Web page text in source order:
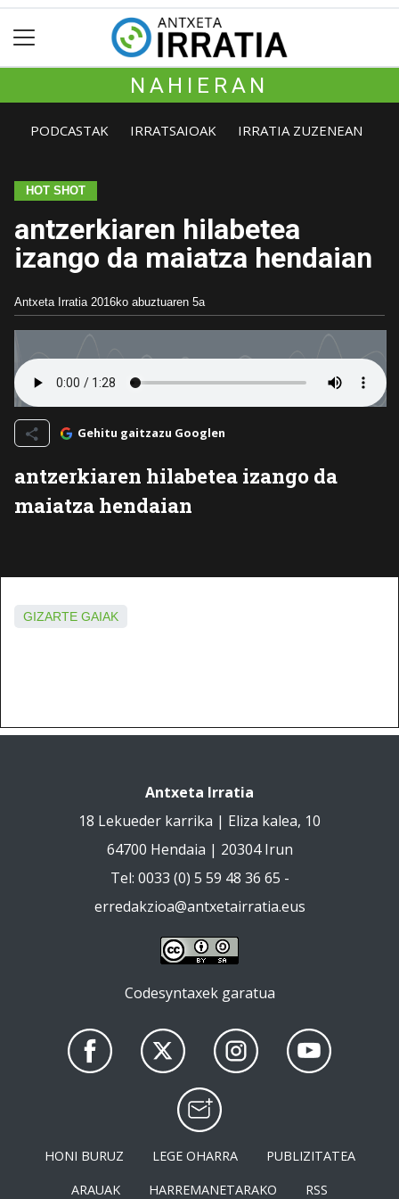
NAHIERAN
PODCASTAK IRRATSAIOAK IRRATIA ZUZENEAN
HOT SHOT
antzerkiaren hilabetea
izango da maiatza hendaian
Antxeta Irratia 2016ko abuztuaren 5a
Gehitu gaitzazu Googlen
antzerkiaren hilabetea izango da
maiatza hendaian
GIZARTE GAIAK
Antxeta Irratia
18 Lekueder karrika | Eliza kalea, 10
64700 Hendaia | 20304 Irun
Tel: 0033 (0) 5 59 48 36 65 -
erredakzioa@antxetairratia.eus
Codesyntaxek garatua
HONI BURUZ LEGE OHARRA
PUBLIZITATEA
ARAUAK
HARREMANETARAKO RSS